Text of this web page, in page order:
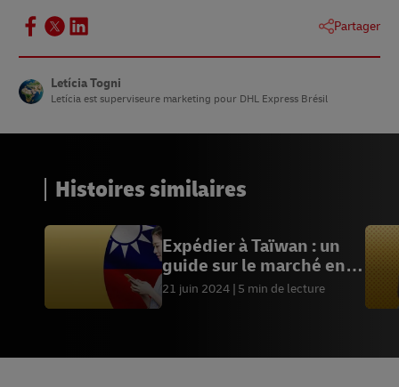
Partager
Letícia Togni
Letícia est superviseure marketing pour DHL Express Brésil
Histoires similaires
Expédier à Taïwan : un
guide sur le marché en
pleine croissance du
21 juin 2024 5 min de lecture